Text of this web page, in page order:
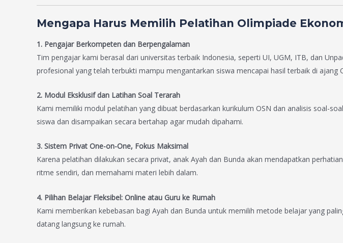
Mengapa Harus Memilih Pelatihan Olimpiade
1. Pengajar Berkompeten dan Berpengalaman
Tim pengajar kami berasal dari universitas terbaik Indonesia, seperti UI, UGM, ITB, dan
profesional yang telah terbukti mampu mengantarkan siswa mencapai hasil terbaik di ajang
2. Modul Eksklusif dan Latihan Soal Terarah
Kami memiliki modul pelatihan yang dibuat berdasarkan kurikulum OSN dan analisis soal-
siswa dan disampaikan secara bertahap agar mudah dipahami.
3. Sistem Privat One-on-One, Fokus Maksimal
Karena pelatihan dilakukan secara privat, anak Ayah dan Bunda akan mendapatkan
ritme sendiri, dan memahami materi lebih dalam.
4. Pilihan Belajar Fleksibel: Online atau Guru ke Rumah
Kami memberikan kebebasan bagi Ayah dan Bunda untuk memilih metode belajar yang
datang langsung ke rumah.